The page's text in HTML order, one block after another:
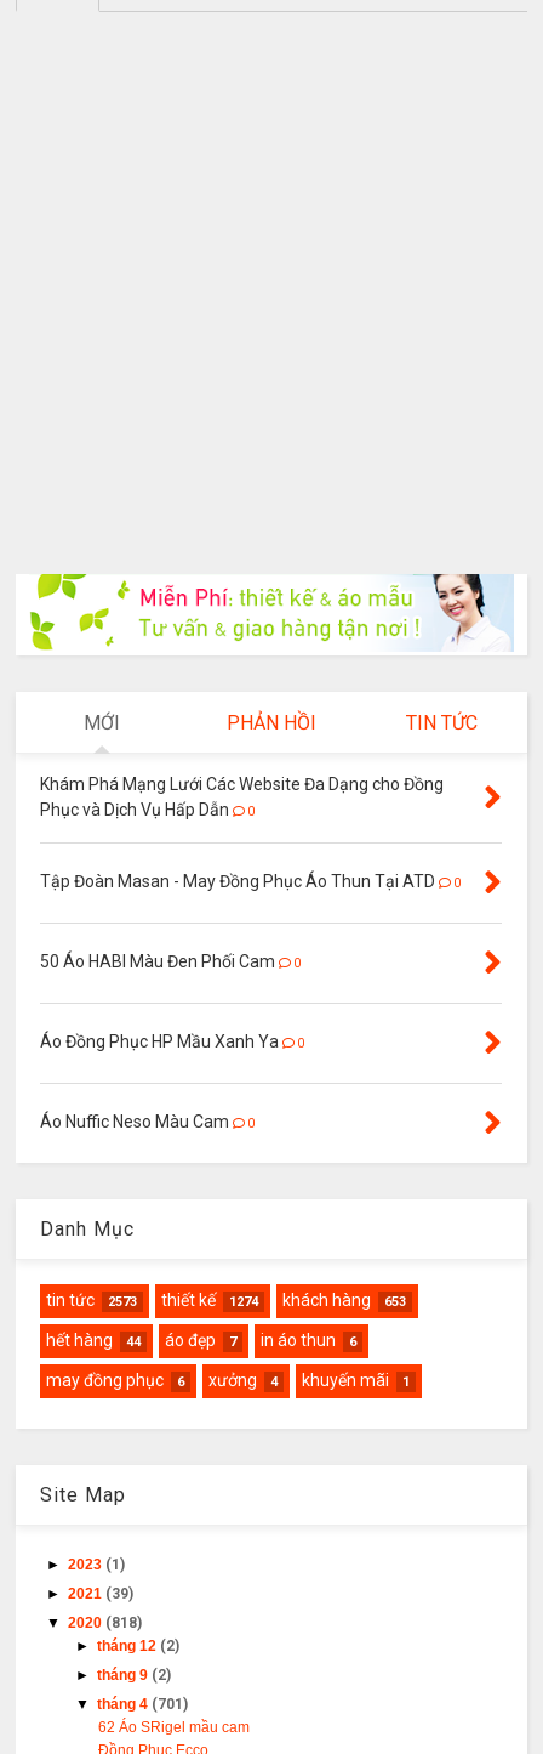
MỚI PHẢN HỒI TIN TỨC
Khám Phá Mạng Lưới Các Website Đa Dạng cho Đồng
Phục và Dịch Vụ Hấp Dẫn
0
Tập Đoàn Masan - May Đồng Phục Áo Thun Tại ATD 0
50 Áo HABI Màu Đen Phối Cam 0
Áo Đồng Phục HP Mầu Xanh Ya 0
Áo Nuffic Neso Màu Cam 0
Danh Mục
tin tức 2573 thiết kế 1274 khách hàng 653
hết hàng 44 áo đẹp 7 in áo thun 6
may đồng phục 6 xưởng 4 khuyến mãi 1
Site Map
►2023 (1)
►2021 (39)
▼2020 (818)
►tháng 12 (2)
►tháng 9 (2)
▼tháng 4 (701)
62 Áo SRigel mầu cam